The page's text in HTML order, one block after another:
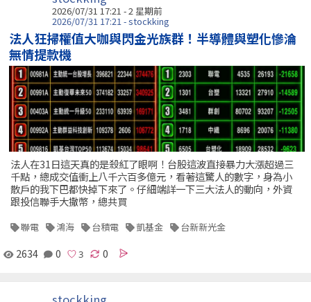
2026/07/31 17:21 - 2 星期前
2026/07/31 17:21 - stockking
法人狂掃權值大咖與閃金光族群！半導體與塑化慘淪
無情提款機
法人在31日這天真的是殺紅了眼啊！台股這波直接暴力大漲超過三
千點，總成交值衝上八千六百多億元，看著這驚人的數字，身為小
散戶的我下巴都快掉下來了。仔細端詳一下三大法人的動向，外資
跟投信聯手大撒幣，總共買
聯電 鴻海 台積電 凱基金 台新新光金
2634 0 0